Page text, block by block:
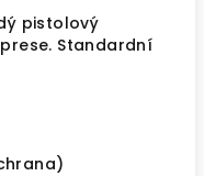
pistolový
Standardní